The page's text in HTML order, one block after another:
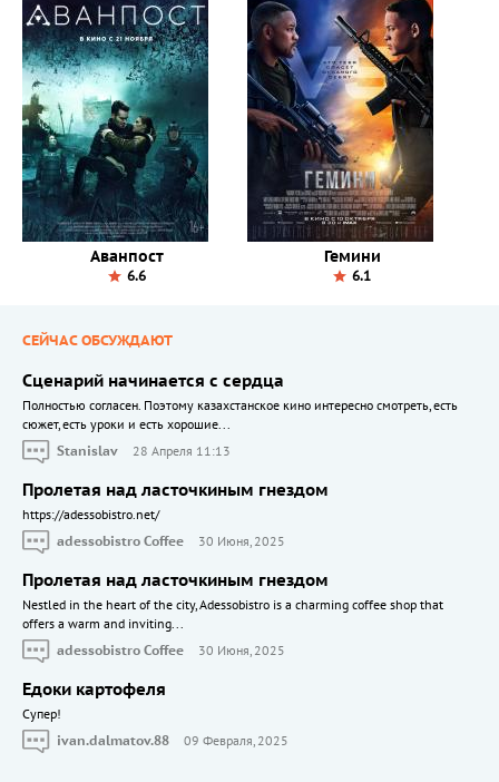
Аванпост
6.6
Гемини
6.1
СЕЙЧАС ОБСУЖДАЮТ
Сценарий начинается с сердца
Полностью согласен. Поэтому казахстанское кино интересно смотреть, есть
сюжет, есть уроки и есть хорошие...
Stanislav
28 Апреля 11:13
Пролетая над ласточкиным гнездом
https://adessobistro.net/
adessobistro Coffee
30 Июня, 2025
Пролетая над ласточкиным гнездом
Nestled in the heart of the city, Adessobistro is a charming coffee shop that
offers a warm and inviting...
adessobistro Coffee
30 Июня, 2025
Едоки картофеля
Cупер!
ivan.dalmatov.88
09 Февраля, 2025